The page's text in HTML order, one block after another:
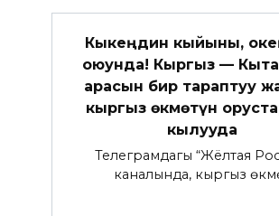
Кыкеңдин кыйыны,
оюунда! Кыргыз —
арасын бир тараптуу
кыргыз өкмөтүн
кылууда
Телеграмдагы “Жёлтая
каналында, кыргыз